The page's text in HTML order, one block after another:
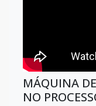
MÁQUINA
NO